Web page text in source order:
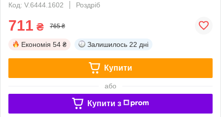
Код: V.6444.1602
Роздріб
711 ₴ 765 ₴
Економія 54 ₴ Залишилось 22 дні
Купити
або
Купити з